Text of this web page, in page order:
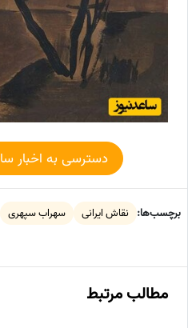
دسترسی به اخبار
برچسب‌ها: نقاش ایرانی سهراب سپهری
مطالب مرتبط